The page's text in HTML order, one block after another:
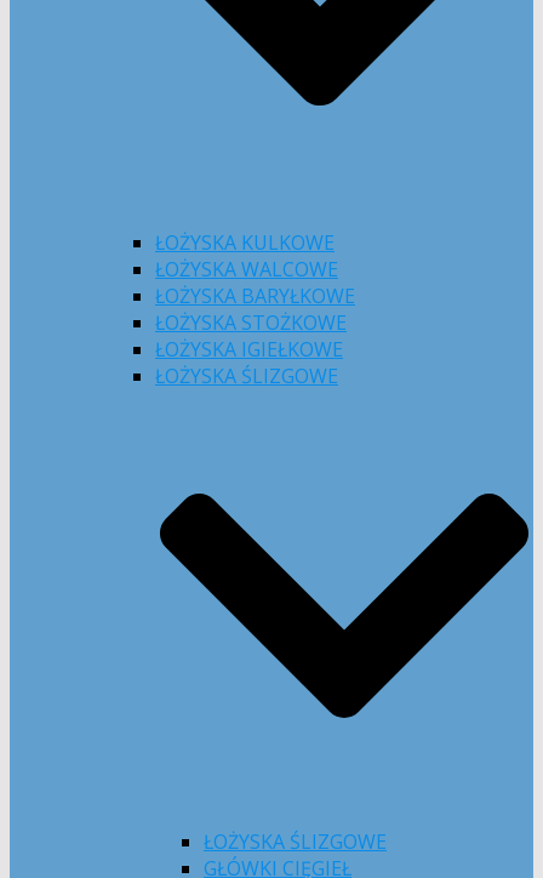
ŁOŻYSKA KULKOWE
ŁOŻYSKA WALCOWE
ŁOŻYSKA BARYŁKOWE
ŁOŻYSKA STOŻKOWE
ŁOŻYSKA IGIEŁKOWE
ŁOŻYSKA ŚLIZGOWE
ŁOŻYSKA ŚLIZGOWE
GŁÓWKI CIĘGIEŁ